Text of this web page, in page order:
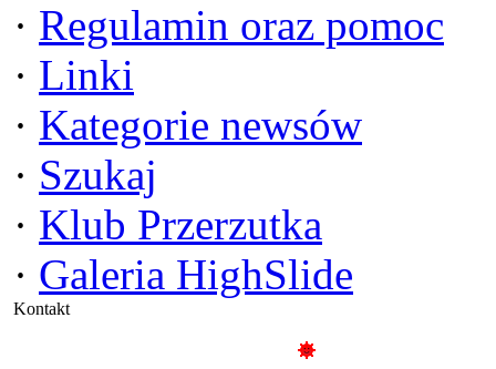
· Regulamin oraz pomoc
· Linki
· Kategorie newsów
· Szukaj
· Klub Przerzutka
· Galeria HighSlide
Kontakt